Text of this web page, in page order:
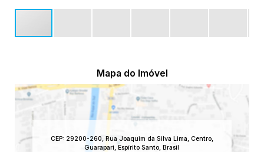
Mapa do Imóvel
CEP: 29200-260, Rua Joaquim da Silva Lima, Centro,
Guarapari,Espírito Santo,Brasil